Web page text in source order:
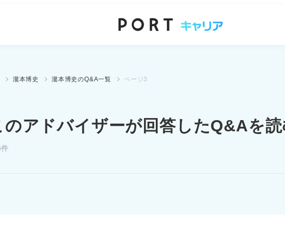
瀧本博史 瀧本博史のQ&A一覧 ページ3
のアドバイザーが回答したQ&Aを